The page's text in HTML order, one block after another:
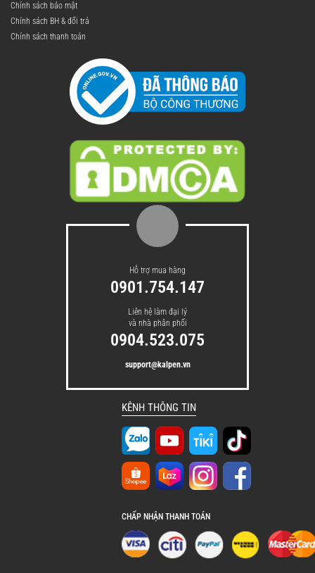
Chính sách bảo mật
Chính sách BH & đổi trả
Chính sách thanh toán
Hỗ trợ mua hàng
0901.754.147
Liên hệ làm đại lý
và nhà phân phối
0904.523.075
support@kalpen.vn
KÊNH THÔNG TIN
CHẤP NHẬN THANH TOÁN